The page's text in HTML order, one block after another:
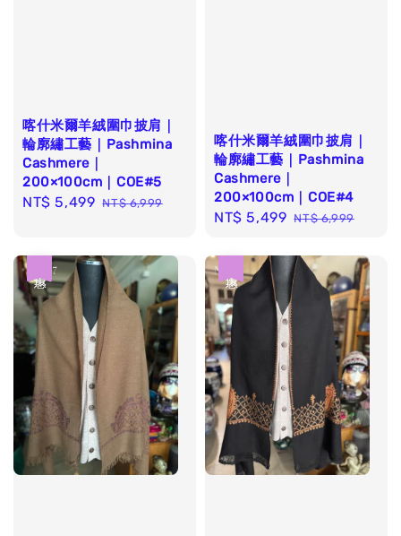
喀什米爾羊絨圍巾披肩｜
輪廓繡工藝｜Pashmina
Cashmere｜
200×100cm｜COE#5
Sale
NT$ 5,499 Regular
NT$ 6,999
喀什米爾羊絨圍巾披肩｜
輪廓繡工藝｜Pashmina
Cashmere｜
200×100cm｜COE#4
Sale
NT$ 5,499 Regular
NT$ 6,999